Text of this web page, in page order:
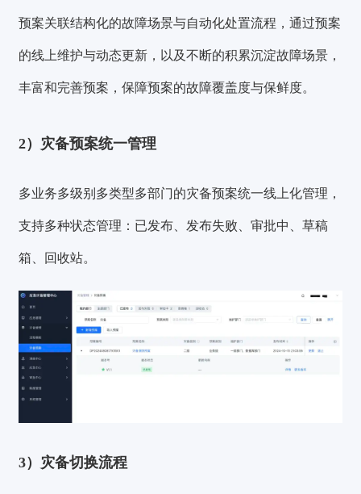
预案关联结构化的故障场景与自动化处置流程，通过预案
的线上维护与动态更新，以及不断的积累沉淀故障场景，
丰富和完善预案，保障预案的故障覆盖度与保鲜度。
2）灾备预案统一管理
多业务多级别多类型多部门的灾备预案统一线上化管理 ，
支持多种状态管理：已发布、发布失败、审批中、草稿
箱、回收站。
3）灾备切换流程